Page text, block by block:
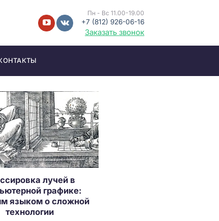
Пн - Вс 11.00-19.00
+7 (812) 926-06-16
Заказать звонок
лучей в
графике:
языком о сложной
технологии